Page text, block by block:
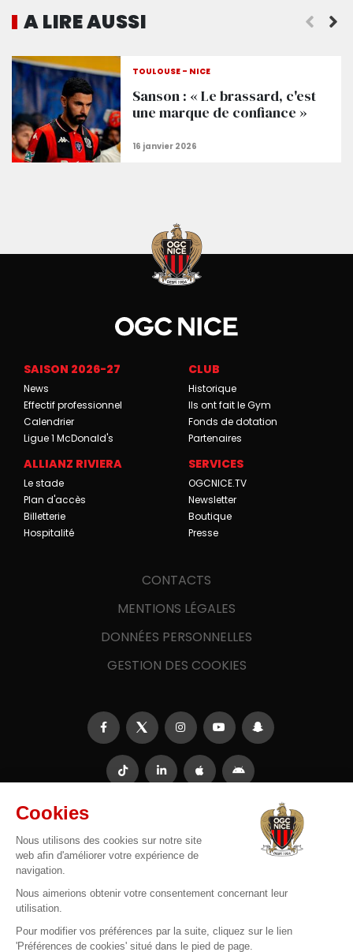
A LIRE AUSSI
TOULOUSE - NICE
Sanson : « Le brassard, c'est
une marque de confiance »
SAISON 2026-27
News
Effectif professionnel
Calendrier
Ligue 1 McDonald's
CLUB
Historique
Ils ont fait le Gym
Fonds de dotation
Partenaires
ALLIANZ RIVIERA
Le stade
Plan d'accès
Billetterie
Hospitalité
SERVICES
OGCNICE.TV
Newsletter
Boutique
Presse
CONTACTS
MENTIONS LÉGALES
DONNÉES PERSONNELLES
GESTION DES COOKIES